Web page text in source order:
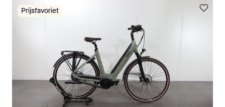
Prijsfavoriet